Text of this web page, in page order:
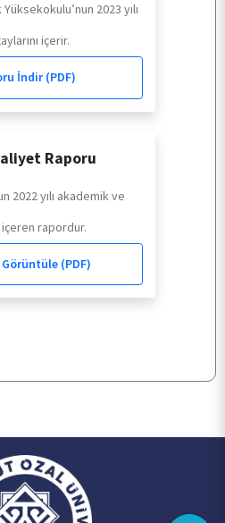
2023 yılı
içerir.
İndir (PDF)
Raporu
2022 yılı akademik ve
rapordur.
(PDF)